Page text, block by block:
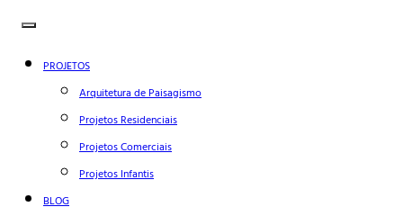
PROJETOS
Arquitetura de Paisagismo
Projetos Residenciais
Projetos Comerciais
Projetos Infantis
BLOG